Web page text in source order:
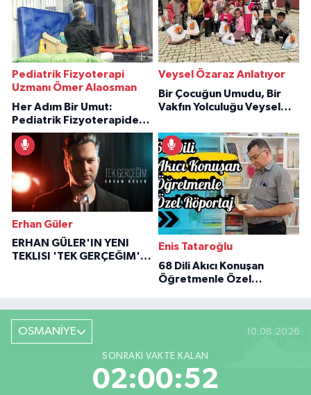
Pediatrik Fizyoterapi
Uzmanı Ömer Alaosman
Her Adım Bir Umut:
Pediatrik Fizyoterapiden
İlham Veren Hikâyeler
Veysel Özaraz Anlatıyor
Bir Çocuğun Umudu, Bir
Vakfın Yolculuğu Veysel
Erhan Güler
ERHAN GÜLER'IN YENI
TEKLISI 'TEK GERÇEĞIM'LE
Enis Tataroğlu
68 Dili Akıcı Konuşan
Öğretmenle Özel
OSMANİYE 10.08.2026
SONRAKI VAKTE KALAN
02:00:51